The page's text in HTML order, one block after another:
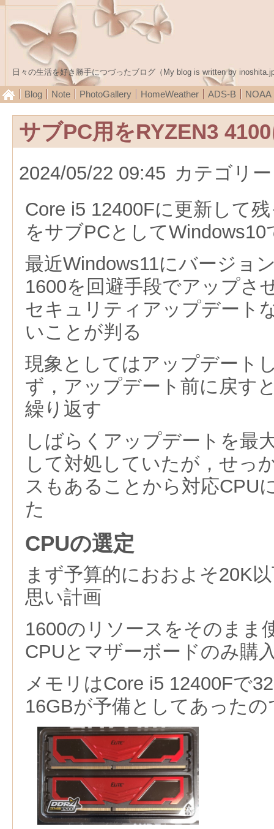
日々の生活を好き勝手につづったブログ（My blog is written by
Blog Note PhotoGallery HomeWeather ADS-B NOAA
サブPC用をRYZEN3
2024/05/22 09:45 カテゴリ
Core i5 12400Fに更新して
をサブPCとしてWindows10
最近Windows11にバージョ
1600を回避手段でアップさ
セキュリティアップデート
いことが判る
現象としてはアップデート
ず，アップデート前に戻す
繰り返す
しばらくアップデートを最
して対処していたが，せっ
スもあることから対応CPU
た
CPUの選定
まず予算的におおよそ20K
思い計画
1600のリソースをそのまま
CPUとマザーボードのみ購
メモリはCore i5 12400Fで
16GBが予備としてあったの